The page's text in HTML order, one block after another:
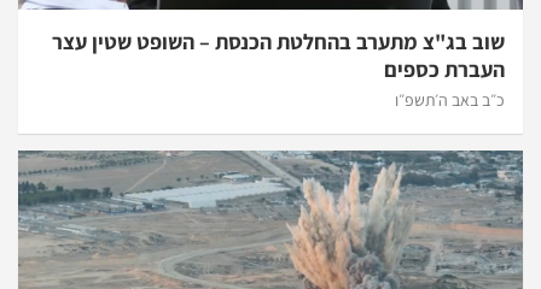
שוב בג"צ מתערב בהחלטת הכנסת – השופט שטין עצר
העברת כספים
כ״ב באב ה׳תשפ״ו